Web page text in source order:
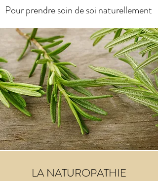
Pour prendre soin de soi naturellement
LA NATUROPATHIE